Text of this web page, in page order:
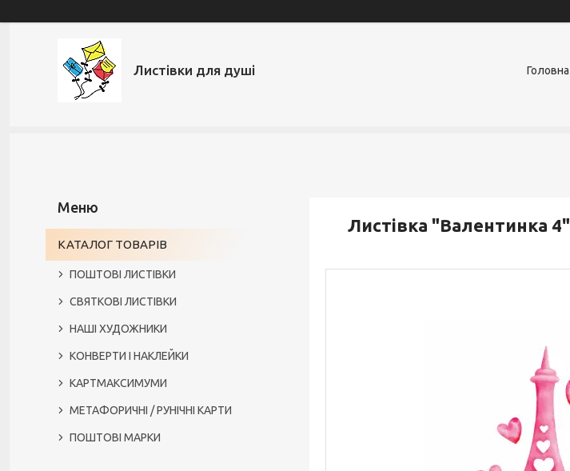
Листівки для душі Головна
Листівка "Валентинка 4"
КАТАЛОГ ТОВАРІВ
ПОШТОВІ ЛИСТІВКИ
СВЯТКОВІ ЛИСТІВКИ
НАШІ ХУДОЖНИКИ
КОНВЕРТИ І НАКЛЕЙКИ
КАРТМАКСИМУМИ
МЕТАФОРИЧНІ / РУНІЧНІ КАРТИ
ПОШТОВІ МАРКИ